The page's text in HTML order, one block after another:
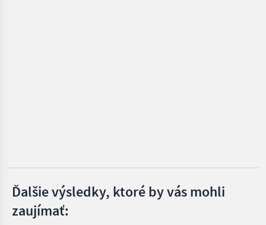
Farmtech
Krone
Zobraziť
Ďalšie výsledky, ktoré by vás mohli
zaujímať: